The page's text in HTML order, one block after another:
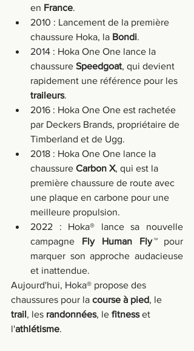
en France.
2010 : Lancement de la première
chaussure Hoka, la Bondi.
2014 : Hoka One One lance la
chaussure Speedgoat, qui devient
rapidement une référence pour les
traileurs.
2016 : Hoka One One est rachetée
par Deckers Brands, propriétaire de
Timberland et de Ugg.
2018 : Hoka One One lance la
chaussure Carbon X, qui est la
première chaussure de route avec
une plaque en carbone pour une
meilleure propulsion.
2022 : Hoka® lance sa nouvelle
campagne Fly Human Fly™ pour
marquer son approche audacieuse
et inattendue.
Aujourd'hui, Hoka® propose des
chaussures pour la course à pied, le
trail, les randonnées, le fitness et
l'athlétisme.